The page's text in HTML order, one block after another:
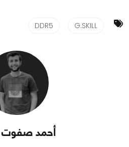
G.SKILL
DDR5
أحمد صفوت